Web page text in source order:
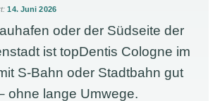
14. Juni 2026
oder der Südseite der
ist topDentis Cologne im
S-Bahn oder Stadtbahn gut
ohne lange Umwege.